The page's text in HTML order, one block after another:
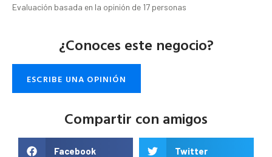
Evaluación basada en la opinión de 17 personas
¿Conoces este negocio?
ESCRIBE UNA OPINIÓN
Compartir con amigos
Facebook Twitter